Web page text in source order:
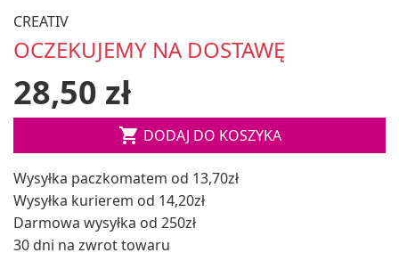
CREATIV
OCZEKUJEMY NA DOSTAWĘ
28,50 zł
 DODAJ DO KOSZYKA
Wysyłka paczkomatem od 13,70zł
Wysyłka kurierem od 14,20zł
Darmowa wysyłka od 250zł
30 dni na zwrot towaru